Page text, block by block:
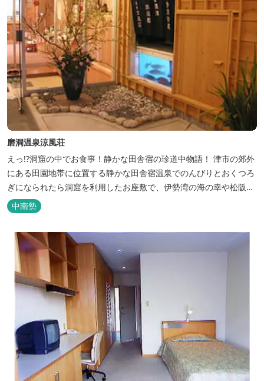
磨洞温泉涼風荘
えっ!?洞窟の中でお食事！静かな田舎宿の珍道中物語！ 津市の郊外
にある田園地帯に位置する静かな田舎宿温泉でのんびりとおくつろ
ぎになられたら洞窟を利用したお座敷で、伊勢湾の海の幸や松阪肉
を山海賊焼きをお召し上がりいただけます。年中20度前後の天然空
調、お客様を不思議な空間にご案内！ ご宴会には、大広間で和食会
いただけます。「白...
中南勢